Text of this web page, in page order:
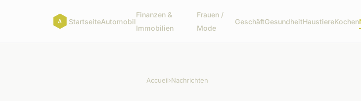
StartseiteAutomobil
Finanzen &
Immobilien
Frauen /
Mode
GeschäftGesundheitHaustiereKochen
Accueil›Nachrichten